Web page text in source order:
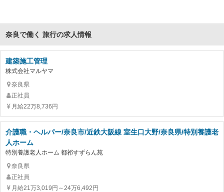
奈良で働く 旅行の求人情報
建築施工管理
株式会社マルヤマ
奈良県
正社員
月給22万8,736円
介護職・ヘルパー/奈良市/近鉄大阪線 室生口大野/奈良県/特別養護老
人ホーム
特別養護老人ホーム 都祁すずらん苑
奈良県
正社員
月給21万3,019円～24万6,492円